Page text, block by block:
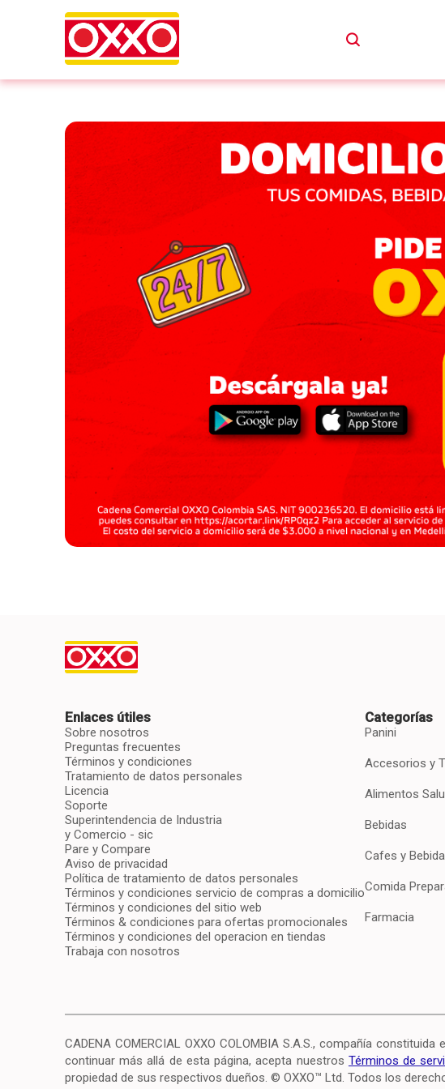
Enlaces útiles
Sobre nosotros
Preguntas frecuentes
Términos y condiciones
Tratamiento de datos personales
Licencia
Soporte
Superintendencia de Industria
y Comercio - sic
Pare y Compare
Aviso de privacidad
Política de tratamiento de datos personales
Términos y condiciones servicio de compras a domicilio
Términos y condiciones del sitio web
Términos & condiciones para ofertas promocionales
Términos y condiciones del operacion en tiendas
Trabaja con nosotros
Categorías
Panini
Accesorios y
Alimentos
Bebidas
Cafes y
Comida
Farmacia
CADENA COMERCIAL OXXO COLOMBIA S.A.S., compañía
continuar más allá de esta página, acepta nuestros Términos de
propiedad de sus respectivos dueños. © OXXO™ Ltd. Todos los